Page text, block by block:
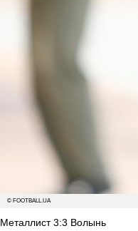
© FOOTBALL.UA
Металлист 3:3 Волынь